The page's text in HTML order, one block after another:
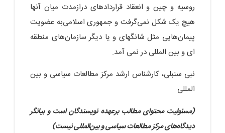
روسیه و چین و انعقاد قراردادهای درازمدت میان آنها
هیچ یک شکل نمی‌گرفت و جمهوری اسلامی‌به عضویت
پیمان‌هایی مثل شانگهای و یا دیگر سازمان‌های منطقه
ای و بین المللی در نمی آمد.
نبی سنبلی، کارشناس ارشد مرکز مطالعات سیاسی و بین
المللی
(مسئولیت محتوای مطالب برعهده نویسندگان است و بیانگر
دیدگاه‌های مرکز مطالعات سیاسی و بین‌المللی نیست)